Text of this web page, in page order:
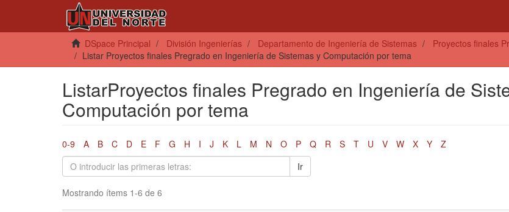
DSpace Principal División Ingenierías Departamento de Ingeniería de Sistemas
Proyectos finales
Listar Proyectos finales Pregrado en Ingeniería de Sistemas y Computación por tema
ListarProyectos finales Pregrado en Ingeniería de
Computación por tema
0-9 A B C D E F G H I J K L M N O P Q R S T U V W X Y
Z
Ir
Mostrando ítems 1-6 de 6